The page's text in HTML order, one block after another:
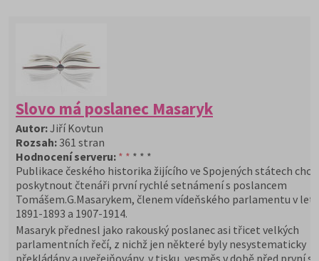
Slovo má poslanec Masaryk
Autor:Jiří Kovtun
Rozsah: 361 stran
Hodnocení serveru: * * * * *
Publikace českého historika žijícího ve Spojených státech chce
poskytnout čtenáři první rychlé setnámení s poslancem
Tomášem.G.Masarykem, členem vídeňského parlamentu v
1891-1893 a 1907-1914.
Masaryk přednesl jako rakouský poslanec asi třicet velkých
parlamentních řečí, z nichž jen některé byly nesystematicky